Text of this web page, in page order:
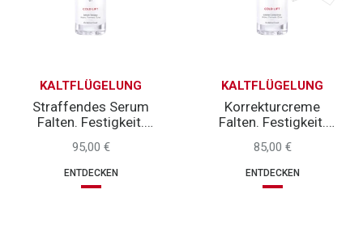
KALTFLÜGELUNG
Straffendes Serum
Falten. Festigkeit.
95,00 €
ENTDECKEN
KALTFLÜGELUNG
Korrekturcreme
Falten. Festigkeit.
85,00 €
ENTDECKEN